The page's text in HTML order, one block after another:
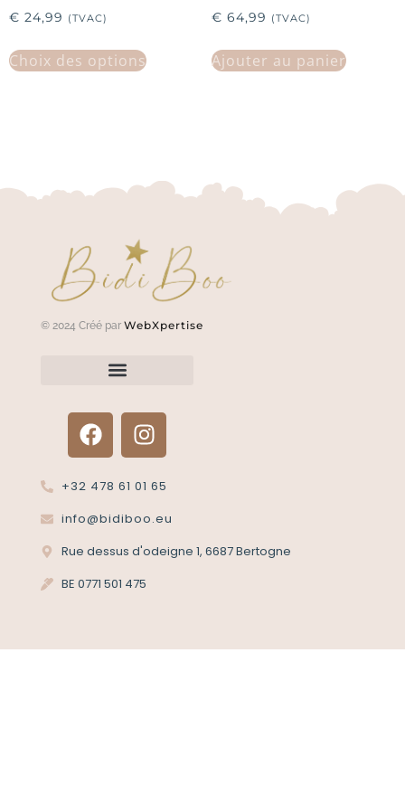
€ 24,99 (TVAC)
Choix des options
€ 64,99 (TVAC)
Ajouter au panier
© 2024 Créé par WebXpertise
+32 478 61 01 65
info@bidiboo.eu
Rue dessus d'odeigne 1, 6687 Bertogne
BE 0771 501 475